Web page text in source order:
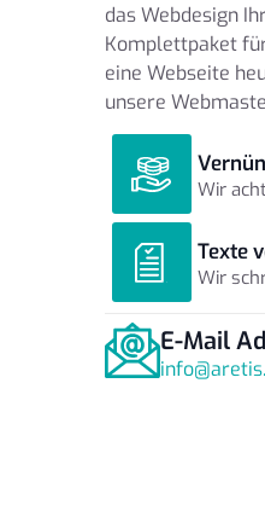
das Webdesign
Komplettpaket
eine Webseite
unsere
Wir
Texte
Wir
E-Mail